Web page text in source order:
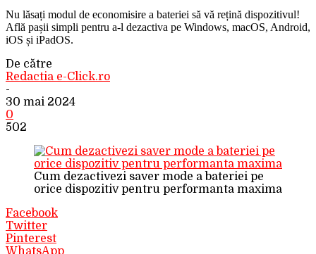
Nu lăsați modul de economisire a bateriei să vă rețină dispozitivul!
Află pașii simpli pentru a-l dezactiva pe Windows, macOS, Android,
iOS și iPadOS.
De către
Redactia e-Click.ro
-
30 mai 2024
0
502
Cum dezactivezi saver mode a bateriei pe
orice dispozitiv pentru performanta maxima
Facebook
Twitter
Pinterest
WhatsApp